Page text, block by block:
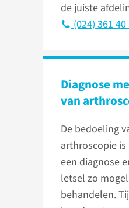
de juiste
(024) 361 40
Diagnose
van
De bedoeling
arthroscopie
een diagnose
letsel zo
behandelen.